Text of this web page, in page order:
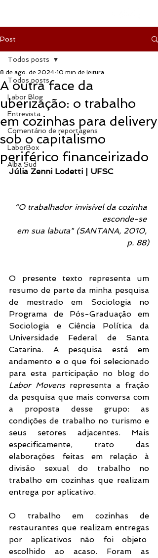
Post
Todos posts
Labor Blog
Entrevista
Comentário de reportagens
LaborBox
Alba Sud
Todos posts
A outra face da
uberização: o trabalho
em cozinhas para delivery
sob o capitalismo
periférico financeirizado
8 de ago. de 2024 10 min de leitura
Júlia Zenni Lodetti | UFSC
“O trabalhador invisível da cozinha
esconde-se
em sua labuta" (SANTANA, 2010,
p. 88)
O presente texto representa um
resumo de parte da minha pesquisa
de mestrado em Sociologia no
Programa de Pós-Graduação em
Sociologia e Ciência Política da
Universidade Federal de Santa
Catarina. A pesquisa está em
andamento e o que foi selecionado
Labor Movens representa a fração
da pesquisa que mais conversa com
a proposta desse grupo: as
condições de trabalho no turismo e
seus setores adjacentes. Mais
especificamente, trato das
elaborações feitas em relação à
divisão sexual do trabalho no
trabalho em cozinhas que realizam
entrega por aplicativo.
O trabalho em cozinhas de
restaurantes que realizam entregas
por aplicativos não foi objeto
escolhido ao acaso. Foram as